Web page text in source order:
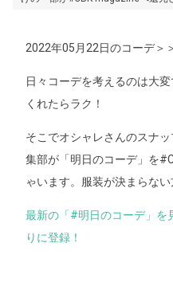
2022年05月22日のコーデ＞
日々コーデを考えるのは大
くれたらラク！
そこでオシャレさんのスナッ
集部が「明日のコーデ」を
ゃいます。服装が決まらな
最新の「#明日のコーデ」を
りに登録！